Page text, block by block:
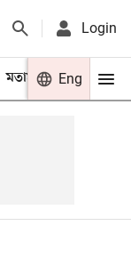
Login
মতামত খেলা
Eng